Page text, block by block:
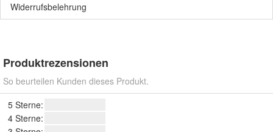
5 Sterne:
2 Sterne:
Es wurde noch keine Produktrezension für dieses
Produkt abgegeben.
Seien Sie der Erste.